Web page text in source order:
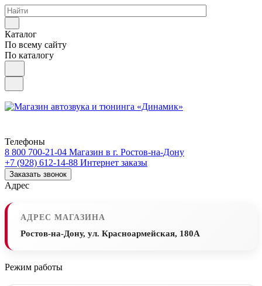
Каталог
По всему сайту
По каталогу
Телефоны
8 800 700-21-04 Магазин в г. Ростов-на-Дону
+7 (928) 612-14-88 Интернет заказы
Заказать звонок
Адрес
АДРЕС МАГАЗИНА
Ростов-на-Дону, ул. Красноармейская, 180А
Режим работы